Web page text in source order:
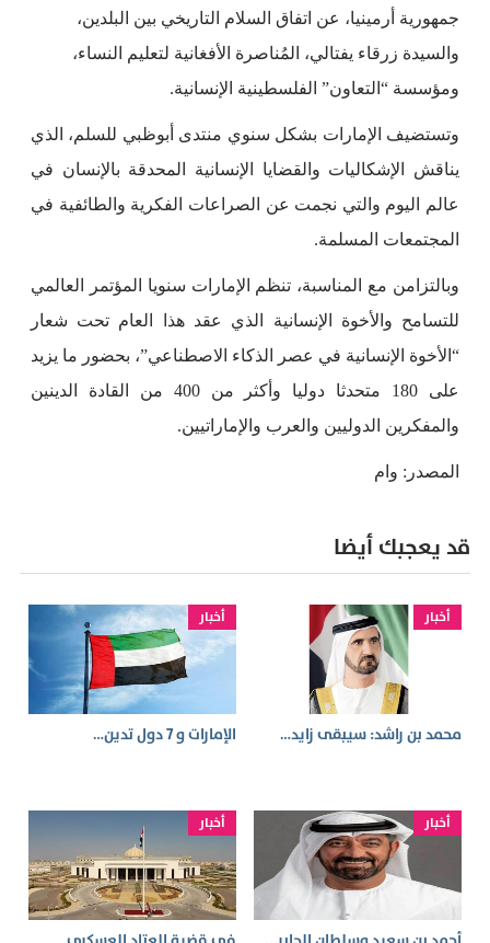
جمهورية أرمينيا، عن اتفاق السلام التاريخي بين البلدين،
والسيدة زرقاء يفتالي، المُناصرة الأفغانية لتعليم النساء،
ومؤسسة “التعاون” الفلسطينية الإنسانية.
وتستضيف الإمارات بشكل سنوي منتدى أبوظبي للسلم، الذي
يناقش الإشكاليات والقضايا الإنسانية المحدقة بالإنسان في
عالم اليوم والتي نجمت عن الصراعات الفكرية والطائفية في
المجتمعات المسلمة.
وبالتزامن مع المناسبة، تنظم الإمارات سنويا المؤتمر العالمي
للتسامح والأخوة الإنسانية الذي عقد هذا العام تحت شعار
“الأخوة الإنسانية في عصر الذكاء الاصطناعي”، بحضور ما يزيد
على 180 متحدثا دوليا وأكثر من 400 من القادة الدينين
والمفكرين الدوليين والعرب والإماراتيين.
المصدر: وام
قد يعجبك أيضا
أخبار
محمد بن راشد: سيبقى زايد…
أخبار
الإمارات و 7 دول تدين…
أخبار أخبار